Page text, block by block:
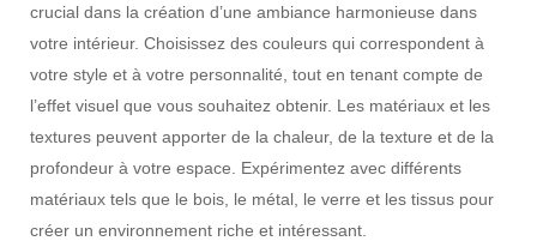
crucial dans la création d’une ambiance harmonieuse dans
votre intérieur. Choisissez des couleurs qui correspondent à
votre style et à votre personnalité, tout en tenant compte de
l’effet visuel que vous souhaitez obtenir. Les matériaux et les
textures peuvent apporter de la chaleur, de la texture et de la
profondeur à votre espace. Expérimentez avec différents
matériaux tels que le bois, le métal, le verre et les tissus pour
créer un environnement riche et intéressant.